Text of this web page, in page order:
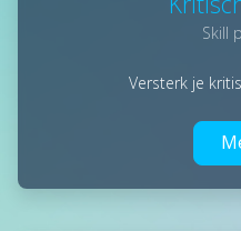
Skill
Versterk je